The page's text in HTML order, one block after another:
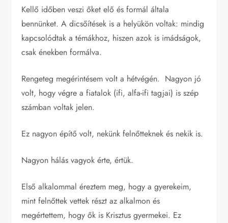
Kellő időben veszi őket elő és formál általa
bennünket. A dicsőítések is a helyükön voltak: mindig
kapcsolódtak a témákhoz, hiszen azok is imádságok,
csak énekben formálva.
Rengeteg megérintésem volt a hétvégén. Nagyon jó
volt, hogy végre a fiatalok (ifi, alfa-ifi tagjai) is szép
számban voltak jelen.
Ez nagyon építő volt, nekünk felnőtteknek és nekik is.
Nagyon hálás vagyok érte, értük.
Első alkalommal éreztem meg, hogy a gyerekeim,
mint felnőttek vettek részt az alkalmon és
megértettem, hogy ők is Krisztus gyermekei. Ez